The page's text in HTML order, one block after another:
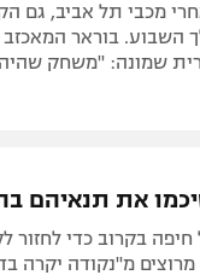
מכבי תל אביב, גם
השבוע. בוראר המאכזב
בקבוצה הגיבו ל-2:2 בקרית שמונה:
את תנאיהם
בקרוב כדי לחזור
מרוצים מ"נקודה יקרה